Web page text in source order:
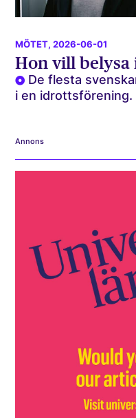
MÖTET, 2026-06-01
Hon vill
De flesta
i en idrottsförening.
Annons